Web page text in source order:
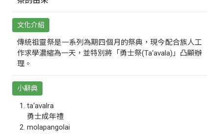
文化介紹
傳統祖靈祭是一系列為期四個月的祭典，現今配合族人工
作求學濃縮為一天，並特別將「勇士祭(Ta‘avala)」凸顯辦
理。
小辭典
ta‘avalra
勇士成年禮
molapangolai